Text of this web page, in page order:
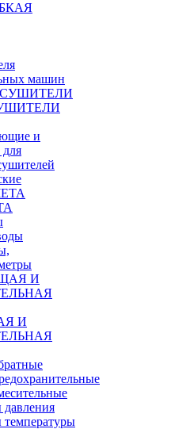
машин
и
для
И
давления
температуры